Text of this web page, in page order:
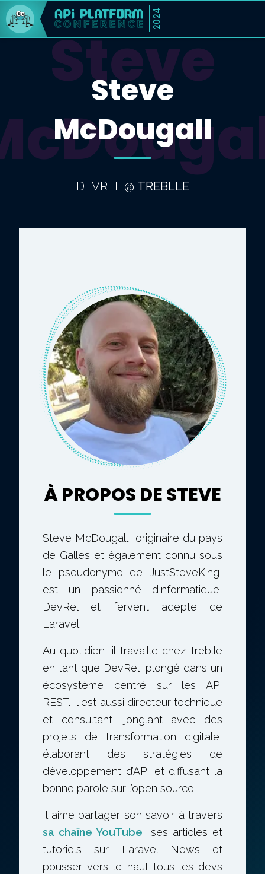
2024
Steve
Steve
McDougall
DEVREL @ TREBLLE
À PROPOS DE STEVE
Steve McDougall, originaire du pays
de Galles et également connu sous
le pseudonyme de JustSteveKing,
est un passionné d’informatique,
DevRel et fervent adepte de
Laravel.
Au quotidien, il travaille chez Treblle
en tant que DevRel, plongé dans un
écosystème centré sur les API
REST. Il est aussi directeur technique
et consultant, jonglant avec des
projets de transformation digitale,
élaborant des stratégies de
développement d’API et diffusant la
bonne parole sur l’open source.
Il aime partager son savoir à travers
sa chaîne YouTube, ses articles et
tutoriels sur Laravel News et
pousser vers le haut tous les devs